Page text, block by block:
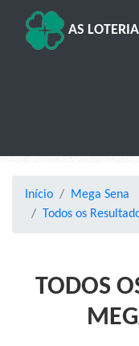
AS
Início
Mega Sena
Todos os
TODOS